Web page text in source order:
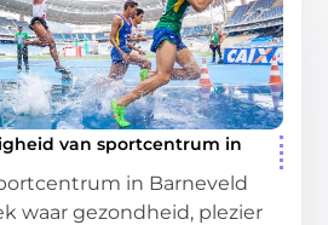
van sportcentrum in
in Barneveld
waar gezondheid, plezier